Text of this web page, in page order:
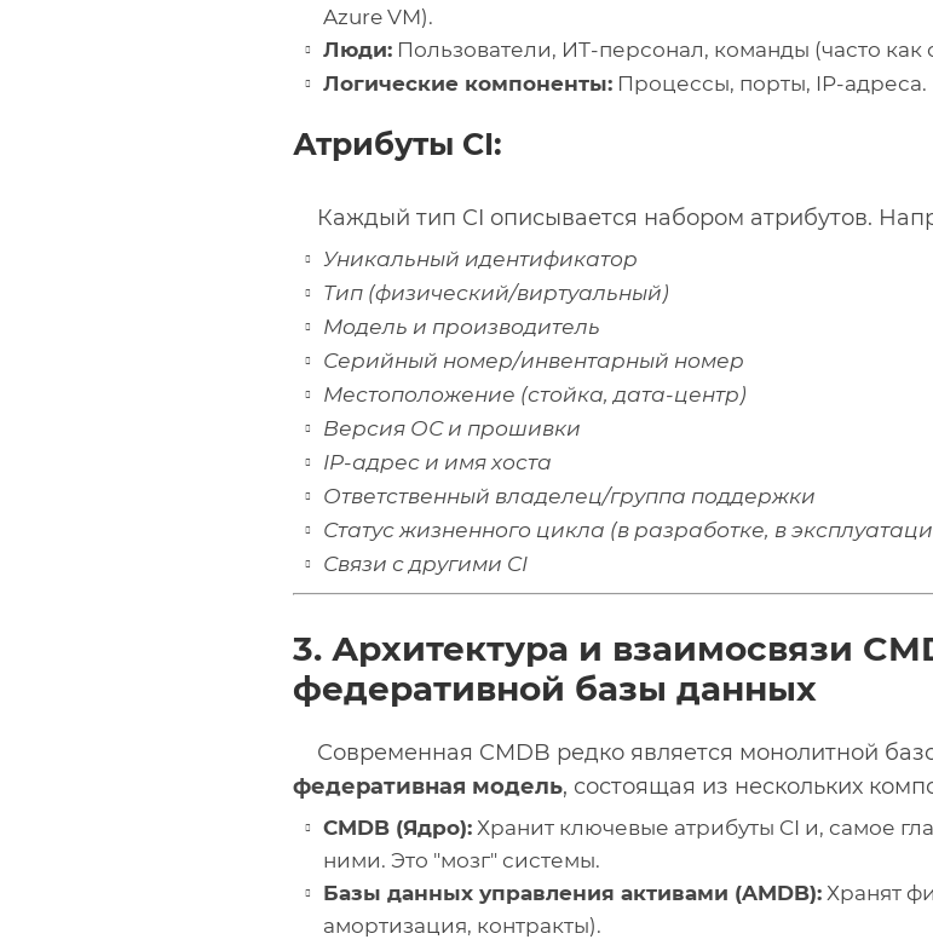
Azure VM).
Люди: Пользователи, ИТ-персонал, команды (часто как
Логические компоненты: Процессы, порты, IP-адреса.
Атрибуты CI:
Каждый тип CI описывается набором атрибутов.
Уникальный идентификатор
Тип (физический/виртуальный)
Модель и производитель
Серийный номер/инвентарный номер
Местоположение (стойка, дата-центр)
Версия ОС и прошивки
IP-адрес и имя хоста
Ответственный владелец/группа поддержки
Статус жизненного цикла (в разработке, в
Связи с другими CI
3. Архитектура и взаимосвязи
федеративной базы данных
Современная CMDB редко является монолитной
федеративная модель, состоящая из нескольких
CMDB (Ядро): Хранит ключевые атрибуты CI и, самое
ними. Это "мозг" системы.
Базы данных управления активами (AMDB): Хранят
амортизация, контракты).